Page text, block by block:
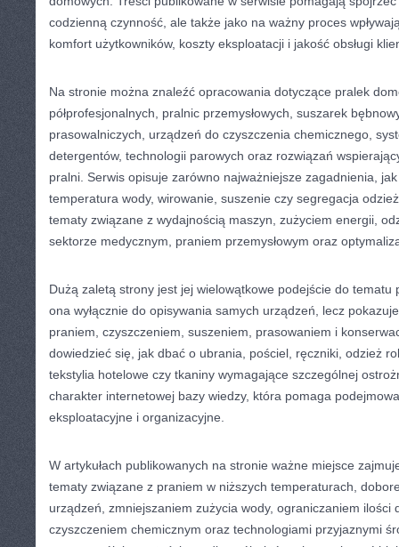
codzienną czynność, ale także jako na ważny proces
komfort użytkowników, koszty eksploatacji i jakość obsługi
Na stronie można znaleźć opracowania dotyczące pralek
półprofesjonalnych, pralnic przemysłowych, suszarek
prasowalniczych, urządzeń do czyszczenia chemicznego,
detergentów, technologii parowych oraz rozwiązań
pralni. Serwis opisuje zarówno najważniejsze zagadnienia,
temperatura wody, wirowanie, suszenie czy segregacja
tematy związane z wydajnością maszyn, zużyciem energii,
sektorze medycznym, praniem przemysłowym oraz
Dużą zaletą strony jest jej wielowątkowe podejście do tematu
ona wyłącznie do opisywania samych urządzeń, lecz
praniem, czyszczeniem, suszeniem, prasowaniem i
dowiedzieć się, jak dbać o ubrania, pościel, ręczniki, odzież
tekstylia hotelowe czy tkaniny wymagające szczególnej
charakter internetowej bazy wiedzy, która pomaga
eksploatacyjne i organizacyjne.
W artykułach publikowanych na stronie ważne miejsce
tematy związane z praniem w niższych temperaturach,
urządzeń, zmniejszaniem zużycia wody, ograniczaniem ilości
czyszczeniem chemicznym oraz technologiami przyjaznymi